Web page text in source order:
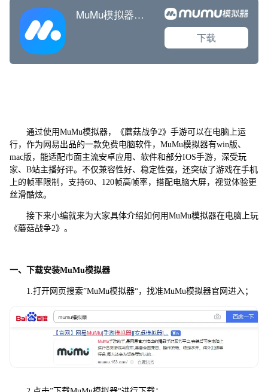
通过使用MuMu模拟器，《蘑菇战争2》手游可以在电脑上运
行，作为网易出品的一款免费电脑软件，MuMu模拟器有win版、
mac版，能适配市面主流安卓应用、软件和部分IOS手游，深受玩
家、B站主播好评。不仅兼容性好、稳定性强，还突破了游戏在手机
上的帧率限制，支持60、120帧高帧率，搭配电脑大屏，视觉体验更
丝滑酷炫。
接下来小编就来为大家具体介绍如何用MuMu模拟器在电脑上玩
《蘑菇战争2》。
一、下载安装MuMu模拟器
1.打开网页搜索”MuMu模拟器“，找准MuMu模拟器官网进入；